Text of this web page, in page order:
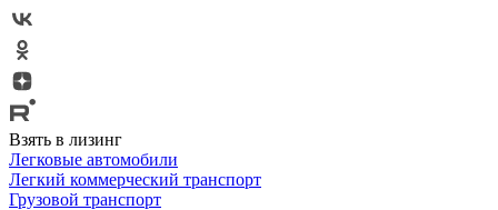
Взять в лизинг
Легковые автомобили
Легкий коммерческий транспорт
Грузовой транспорт